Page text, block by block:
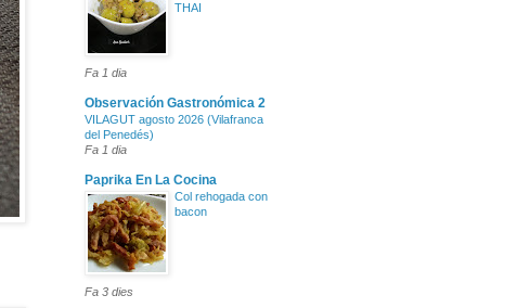
THAI
Fa 1 dia
Observación Gastronómica 2
VILAGUT agosto 2026 (Vilafranca
del Penedés)
Fa 1 dia
Paprika En La Cocina
Col rehogada con
bacon
Fa 3 dies